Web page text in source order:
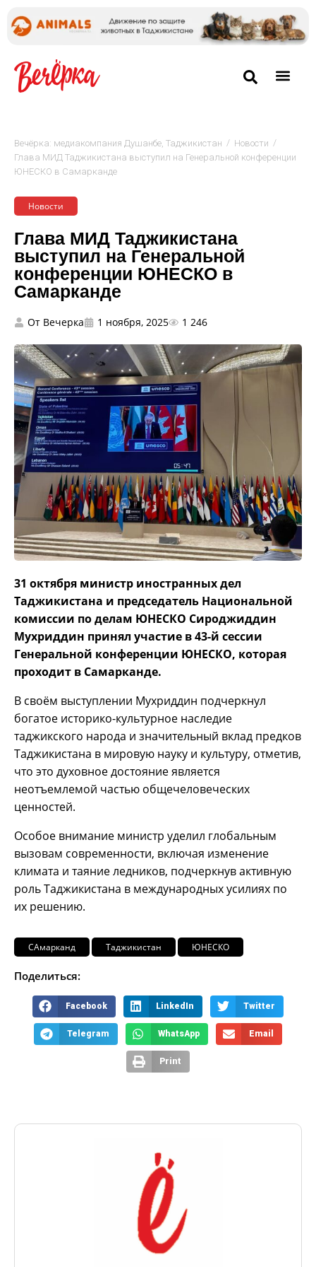
Вечёрка: медиакомпания Душанбе, Таджикистан / Новости /
Глава МИД Таджикистана выступил на Генеральной конференции
ЮНЕСКО в Самарканде
Новости
Глава МИД Таджикистана
выступил на Генеральной
конференции ЮНЕСКО в
Самарканде
От Вечерка 1 ноября, 2025 1 246
31 октября министр иностранных дел
Таджикистана и председатель Национальной
комиссии по делам ЮНЕСКО Сироджиддин
Мухриддин принял участие в 43-й сессии
Генеральной конференции ЮНЕСКО, которая
проходит в Самарканде.
В своём выступлении Мухриддин подчеркнул
богатое историко-культурное наследие
таджикского народа и значительный вклад предков
Таджикистана в мировую науку и культуру, отметив,
что это духовное достояние является
неотъемлемой частью общечеловеческих
ценностей.
Особое внимание министр уделил глобальным
вызовам современности, включая изменение
климата и таяние ледников, подчеркнув активную
роль Таджикистана в международных усилиях по
их решению.
САмарканд Таджикистан ЮНЕСКО
Поделиться:
Facebook LinkedIn Twitter
Telegram WhatsApp Email
Print